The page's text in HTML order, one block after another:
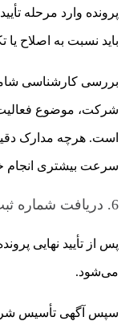
پرونده وارد مرحله
باید نسبت به اصلاح یا
بررسی کارشناسی
شرکت، موضوع
است. هرچه مدارک
سرعت بیشتری انجام
6. دریافت شماره ثبت و آگهی تأسیس
پس از تأیید نهایی
می‌شود.
سپس آگهی تأسیس